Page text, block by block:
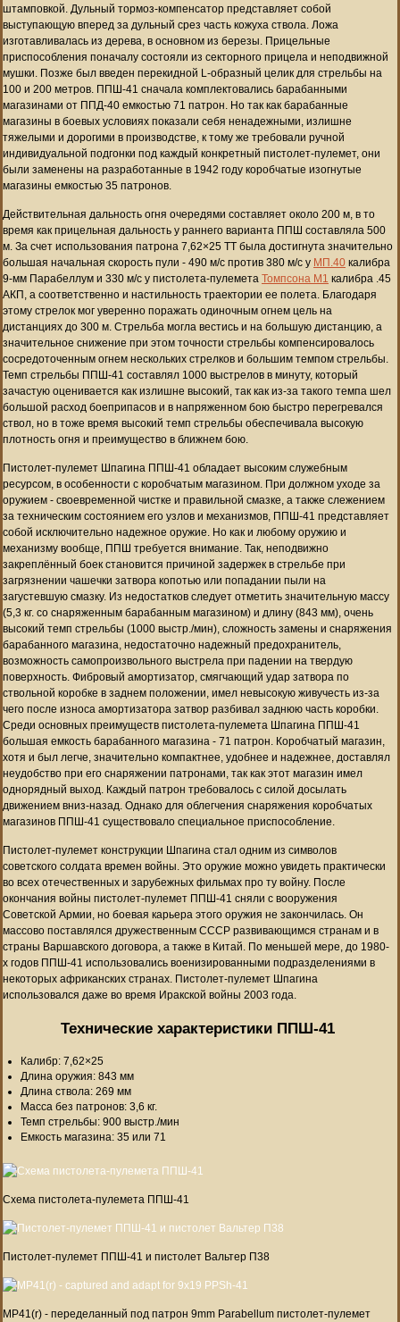
штамповкой. Дульный тормоз-компенсатор представляет собой
выступающую вперед за дульный срез часть кожуха ствола. Ложа
изготавливалась из дерева, в основном из березы. Прицельные
приспособления поначалу состояли из секторного прицела и неподвижной
мушки. Позже был введен перекидной L-образный целик для стрельбы на
100 и 200 метров. ППШ-41 сначала комплектовались барабанными
магазинами от ППД-40 емкостью 71 патрон. Но так как барабанные
магазины в боевых условиях показали себя ненадежными, излишне
тяжелыми и дорогими в производстве, к тому же требовали ручной
индивидуальной подгонки под каждый конкретный пистолет-пулемет, они
были заменены на разработанные в 1942 году коробчатые изогнутые
магазины емкостью 35 патронов.
Действительная дальность огня очередями составляет около 200 м, в то
время как прицельная дальность у раннего варианта ППШ составляла 500
м. За счет использования патрона 7,62×25 ТТ была достигнута значительно
большая начальная скорость пули - 490 м/с против 380 м/с у МП.40 калибра
9-мм Парабеллум и 330 м/с у пистолета-пулемета Томпсона М1 калибра .45
АКП, а соответственно и настильность траектории ее полета. Благодаря
этому стрелок мог уверенно поражать одиночным огнем цель на
дистанциях до 300 м. Стрельба могла вестись и на большую дистанцию, а
значительное снижение при этом точности стрельбы компенсировалось
сосредоточенным огнем нескольких стрелков и большим темпом стрельбы.
Темп стрельбы ППШ-41 составлял 1000 выстрелов в минуту, который
зачастую оценивается как излишне высокий, так как из-за такого темпа шел
большой расход боеприпасов и в напряженном бою быстро перегревался
ствол, но в тоже время высокий темп стрельбы обеспечивала высокую
плотность огня и преимущество в ближнем бою.
Пистолет-пулемет Шпагина ППШ-41 обладает высоким служебным
ресурсом, в особенности с коробчатым магазином. При должном уходе за
оружием - своевременной чистке и правильной смазке, а также слежением
за техническим состоянием его узлов и механизмов, ППШ-41 представляет
собой исключительно надежное оружие. Но как и любому оружию и
механизму вообще, ППШ требуется внимание. Так, неподвижно
закреплённый боек становится причиной задержек в стрельбе при
загрязнении чашечки затвора копотью или попадании пыли на
загустевшую смазку. Из недостатков следует отметить значительную массу
(5,3 кг. со снаряженным барабанным магазином) и длину (843 мм), очень
высокий темп стрельбы (1000 выстр./мин), сложность замены и снаряжения
барабанного магазина, недостаточно надежный предохранитель,
возможность самопроизвольного выстрела при падении на твердую
поверхность. Фибровый амортизатор, смягчающий удар затвора по
ствольной коробке в заднем положении, имел невысокую живучесть из-за
чего после износа амортизатора затвор разбивал заднюю часть коробки.
Среди основных преимуществ пистолета-пулемета Шпагина ППШ-41
большая емкость барабанного магазина - 71 патрон. Коробчатый магазин,
хотя и был легче, значительно компактнее, удобнее и надежнее, доставлял
неудобство при его снаряжении патронами, так как этот магазин имел
однорядный выход. Каждый патрон требовалось с силой досылать
движением вниз-назад. Однако для облегчения снаряжения коробчатых
магазинов ППШ-41 существовало специальное приспособление.
Пистолет-пулемет конструкции Шпагина стал одним из символов
советского солдата времен войны. Это оружие можно увидеть практически
во всех отечественных и зарубежных фильмах про ту войну. После
окончания войны пистолет-пулемет ППШ-41 сняли с вооружения
Советской Армии, но боевая карьера этого оружия не закончилась. Он
массово поставлялся дружественным СССР развивающимся странам и в
страны Варшавского договора, а также в Китай. По меньшей мере, до 1980-
х годов ППШ-41 использовались военизированными подразделениями в
некоторых африканских странах. Пистолет-пулемет Шпагина
использовался даже во время Иракской войны 2003 года.
Технические характеристики ППШ-41
Калибр: 7,62×25
Длина оружия: 843 мм
Длина ствола: 269 мм
Масса без патронов: 3,6 кг.
Темп стрельбы: 900 выстр./мин
Емкость магазина: 35 или 71
Схема пистолета-пулемета ППШ-41
Пистолет-пулемет ППШ-41 и пистолет Вальтер П38
MP41(r) - переделанный под патрон 9mm Parabellum пистолет-пулемет